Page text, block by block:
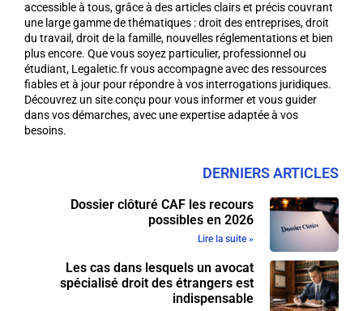
accessible à tous, grâce à des articles clairs et précis couvrant
une large gamme de thématiques : droit des entreprises, droit
du travail, droit de la famille, nouvelles réglementations et bien
plus encore. Que vous soyez particulier, professionnel ou
étudiant, Legaletic.fr vous accompagne avec des ressources
fiables et à jour pour répondre à vos interrogations juridiques.
Découvrez un site conçu pour vous informer et vous guider
dans vos démarches, avec une expertise adaptée à vos
besoins.
DERNIERS ARTICLES
Dossier clôturé CAF les recours
possibles en 2026
Lire la suite »
Les cas dans lesquels un avocat
spécialisé droit des étrangers est
indispensable